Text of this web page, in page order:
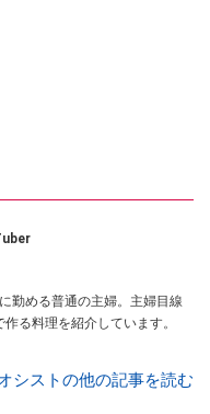
勤める普通の主婦。主婦目線
る料理を紹介しています。
シストの他の記事を読む